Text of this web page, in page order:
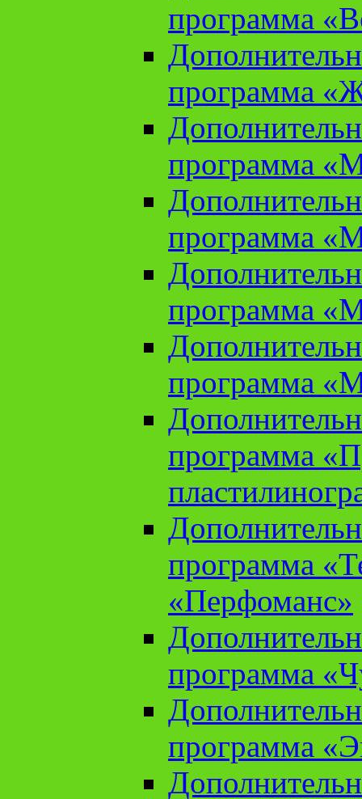
программа
программа
программа
программа
программа
программа
программа
программа
«Перфоманс»
программа
программа